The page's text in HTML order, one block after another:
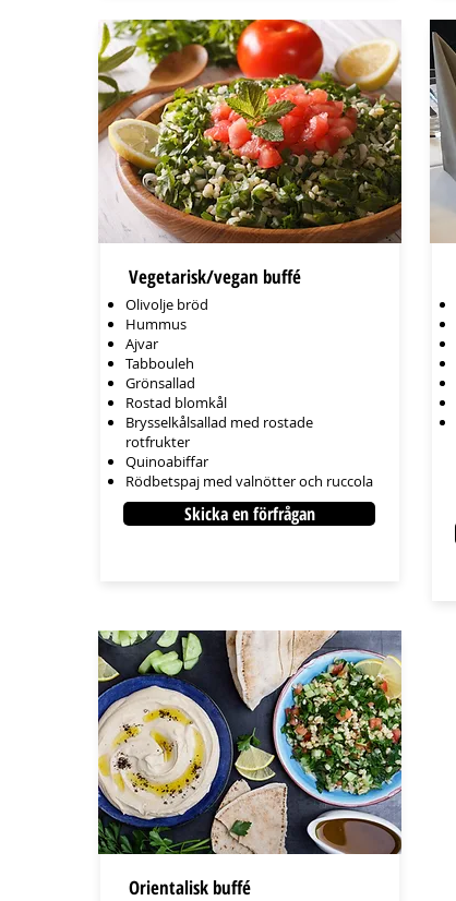
Vegetarisk/vegan buffé
Olivolje bröd
Hummus
Ajvar
Tabbouleh
Grönsallad
Rostad blomkål
Brysselkålsallad med rostade
rotfrukter
Quinoabiffar
Rödbetspaj med valnötter och ruccola
Skicka en förfrågan
Orientalisk buffé